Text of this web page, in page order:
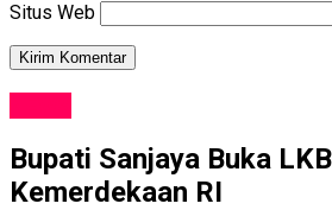
Situs Web
Bupati Sanjaya Buka
Kemerdekaan RI